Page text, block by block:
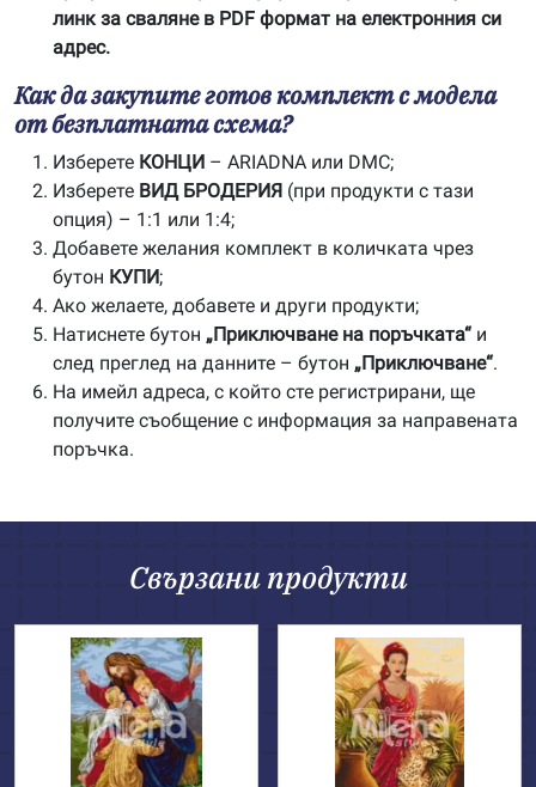
линк за сваляне в PDF формат на електронния си
адрес.
Как да закупите готов комплект с модела
от безплатната схема?
Изберете КОНЦИ – ARIADNA или DMC;
Изберете ВИД БРОДЕРИЯ (при продукти с тази
опция) – 1:1 или 1:4;
Добавете желания комплект в количката чрез
бутон КУПИ;
Ако желаете, добавете и други продукти;
Натиснете бутон „Приключване на поръчката“ и
след преглед на данните – бутон „Приключване“.
На имейл адреса, с който сте регистрирани, ще
получите съобщение с информация за направената
поръчка.
Свързани продукти